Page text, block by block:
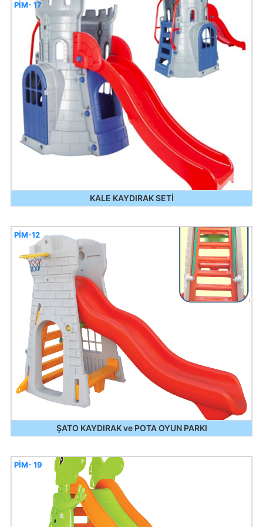
KALE KAYDIRAK SETİ
PİM- 17
ŞATO KAYDIRAK ve POTA OYUN PARKI
PİM-12
PİM- 19